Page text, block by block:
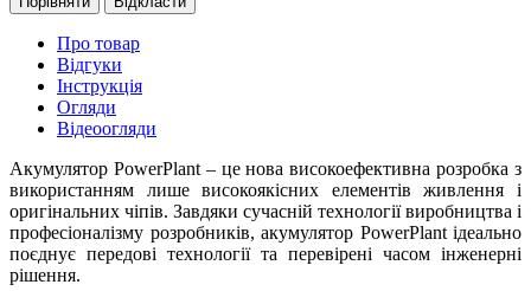
Про товар
Відгуки
Інструкція
Огляди
Відеоогляди
Акумулятор PowerPlant – це нова високоефективна розробка з
використанням лише високоякісних елементів живлення і
оригінальних чіпів. Завдяки сучасній технології виробництва і
професіоналізму розробників, акумулятор PowerPlant ідеально
поєднує передові технології та перевірені часом інженерні
рішення.